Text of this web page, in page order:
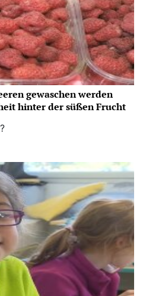
gewaschen werden
hinter der süßen Frucht